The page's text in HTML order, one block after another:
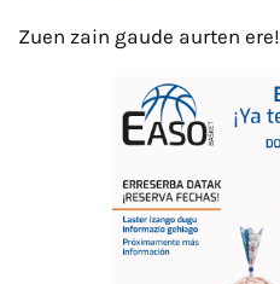
Zuen zain gaude aurten ere!